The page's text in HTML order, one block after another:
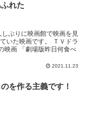
れた
ぶりに映画館で映画を見
いた映画です。 ＴＶドラ
映画 「劇場版昨日何食べ
2021.11.23
を作る主義です！